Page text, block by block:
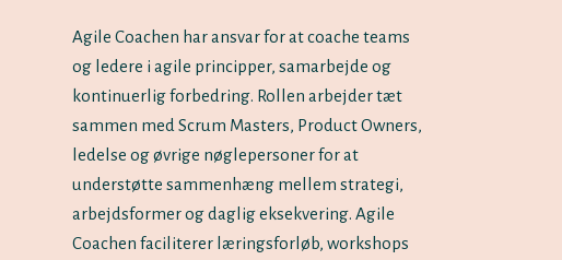
Agile Coachen har ansvar for at coache teams
og ledere i agile principper, samarbejde og
kontinuerlig forbedring. Rollen arbejder tæt
sammen med Scrum Masters, Product Owners,
ledelse og øvrige nøglepersoner for at
understøtte sammenhæng mellem strategi,
arbejdsformer og daglig eksekvering. Agile
Coachen faciliterer læringsforløb, workshops